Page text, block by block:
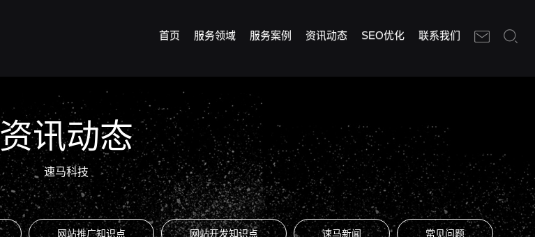
首页 服务领域 服务案例 资讯动态 SEO优化 联系我们
资讯动态
速马科技
网站推广知识点 网站开发知识点 速马新闻 常见问题